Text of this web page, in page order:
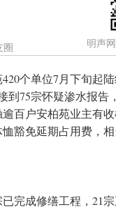
圈 明声
个单位7月下旬起
到75宗怀疑渗水报告
百户安柏苑业主有
豁免延期占用费，
完成修缮工程，21